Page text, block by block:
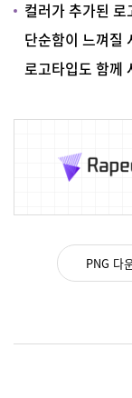
컬러가 추가된
단순함이 느껴질
로고타입도 함께
PNG 다